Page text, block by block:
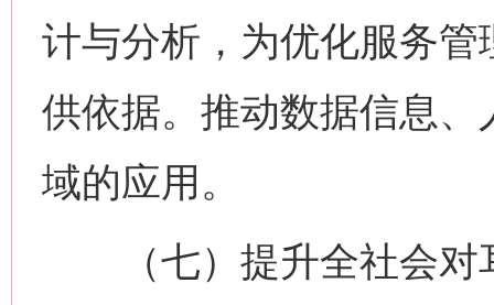
计与分析，为优化服务
供依据。推动数据信息
域的应用。
（七）提升全社会对